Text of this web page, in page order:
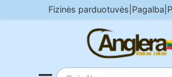
to
Fizinės parduotuvės Pagalba